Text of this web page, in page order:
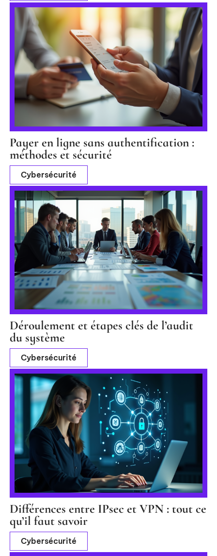
Payer en ligne sans authentification :
méthodes et sécurité
Cybersécurité
Déroulement et étapes clés de l’audit
du système
Cybersécurité
Différences entre IPsec et VPN : tout ce
qu’il faut savoir
Cybersécurité